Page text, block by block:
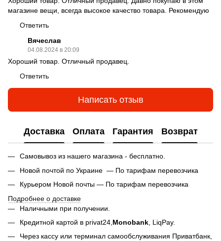
магазине вещи, всегда высокое качество товара. Рекомендую
Ответить
Вячеслав
04.08.2024 в 20:09
Хороший товар. Отличный продавец.
Ответить
Написать отзыв
Доставка Оплата Гарантия Возврат
Самовывоз из нашего магазина - бесплатно.
Новой почтой по Украине — По тарифам перевозчика
Курьером Новой почты — По тарифам перевозчика
Подробнее о доставке
Наличными при получении.
Кредитной картой в privat24, Monobank LiqPay.
Через кассу или терминал самообслуживания Приватбанк,